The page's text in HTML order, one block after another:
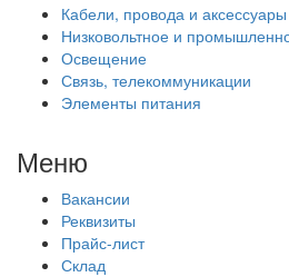
Кабели, провода и аксессуары
Низковольтное и
Освещение
Связь, телекоммуникации
Элементы питания
Меню
Вакансии
Реквизиты
Прайс-лист
Склад